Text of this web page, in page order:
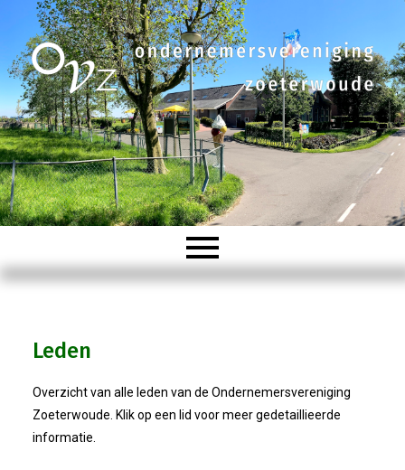
Organisatie
Bestuur
Leden
Overzicht van alle leden van de Ondernemersvereniging
Zoeterwoude. Klik op een lid voor meer gedetaillieerde
informatie.